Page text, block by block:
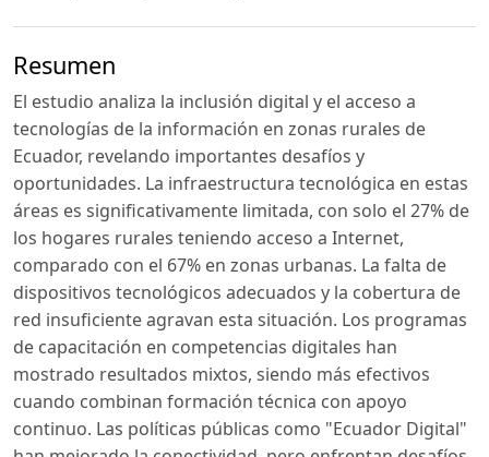
Resumen
El estudio analiza la inclusión digital y el acceso a
tecnologías de la información en zonas rurales de
Ecuador, revelando importantes desafíos y
oportunidades. La infraestructura tecnológica en estas
áreas es significativamente limitada, con solo el 27% de
los hogares rurales teniendo acceso a Internet,
comparado con el 67% en zonas urbanas. La falta de
dispositivos tecnológicos adecuados y la cobertura de
red insuficiente agravan esta situación. Los programas
de capacitación en competencias digitales han
mostrado resultados mixtos, siendo más efectivos
cuando combinan formación técnica con apoyo
continuo. Las políticas públicas como "Ecuador Digital"